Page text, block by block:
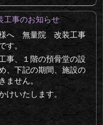
事のお知らせ
様へ 無量院 改装工事
す。
事、１階の預骨堂の設
、下記の期間、施設の
ません。
けいたします。